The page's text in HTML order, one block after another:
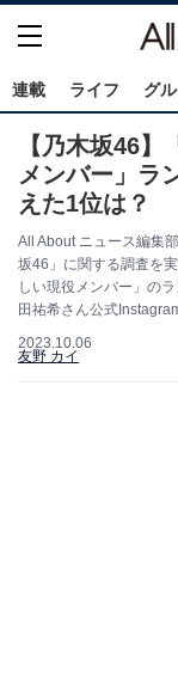
連載 ライフ グ
【乃木坂46
メンバー」ラ
えた1位は？
All About ニュース編集
坂46」に関する調査を
しい現役メンバー」の
田祐希さん公式
2023.10.06
友野 カイ